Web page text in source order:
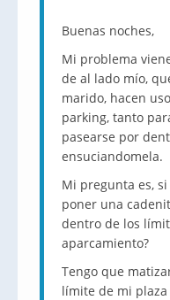
Buenas noches,
Mi problema
de al lado mío,
marido, hacen
parking, tanto
pasearse por
ensuciandomela.
Mi pregunta es,
poner una
dentro de los
aparcamiento?
Tengo que
límite de mi